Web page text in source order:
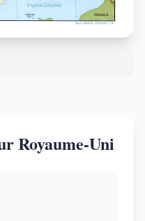
Royaume-Uni